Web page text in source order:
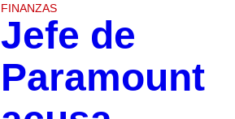
FINANZAS
Jefe de
Paramount